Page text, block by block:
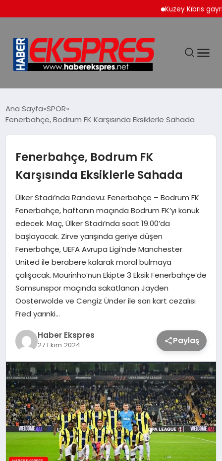
Kuzey Kıbrıs
SİYASET
YAŞAM
TEKNOLOJİ
SAĞLIK
MAGAZİN
EĞİTİM
Ana Sayfa SPOR
Fenerbahçe, Bodrum FK Karşısında Eksiklerle Sahada
Fenerbahçe, Bodrum FK
Karşısında Eksiklerle Sahada
Ülker Stadı’nda Randevu: Fenerbahçe – Bodrum FK
Fenerbahçe, haftanın maçında Bodrum FK’yı konuk
edecek. Maç, Ülker Stadı’nda saat 19.00’da
başlayacak. Zirve yarışında geriye düşen
Fenerbahçe, UEFA Avrupa Ligi’nde Manchester
United ile berabere kalarak moral bulmaya
çalışacak. Mourinho’nun Ekipte 3 Eksik Fenerbahçe’de
Samsunspor maçında sakatlanan Jayden
Oosterwolde ve Cengiz Ünder ile sarı kart cezalısı
Fred yarınki…
Haber Ekspres
27 Ekim 2024 Paylaş